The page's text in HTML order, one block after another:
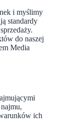
i myślimy
standardy
do naszej
Media
ich